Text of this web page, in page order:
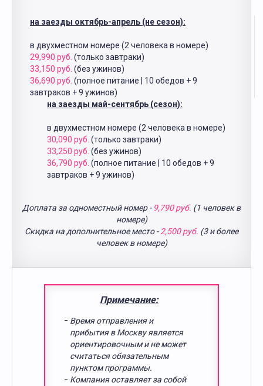
на заезды октябрь-апрель (не сезон):
в двухместном номере (2 человека в номере)
29,990 руб. (только завтраки)
33,150 руб. (без ужинов)
36,690 руб. (полное питание | 10 обедов + 9
завтраков + 9 ужинов)
на заезды май-сентябрь (сезон):
в двухместном номере (2 человека в номере)
30,090 руб. (только завтраки)
33,250 руб. (без ужинов)
36,790 руб. (полное питание | 10 обедов + 9
завтраков + 9 ужинов)
Доплата за одноместный номер - 9,790 руб. (1 человек в
номере)
Скидка на дополнительное место -2,500 руб. (3 и более
человек в номере)
Примечание:
Время отправления и
прибытия в Москву является
ориентировочным и не может
считаться обязательным
пунктом программы.
Компания оставляет за собой